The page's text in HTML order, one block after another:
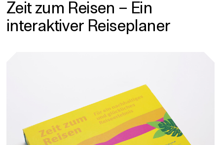
Zeit zum Reisen – Ein
interaktiver Reiseplaner